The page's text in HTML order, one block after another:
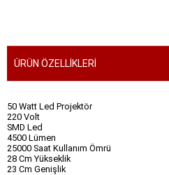
ÜRÜN ÖZELLIKLERI
50 Watt Led Projektör
220 Volt
SMD Led
4500 Lümen
25000 Saat Kullanım Ömrü
28 Cm Yükseklik
23 Cm Genişlik